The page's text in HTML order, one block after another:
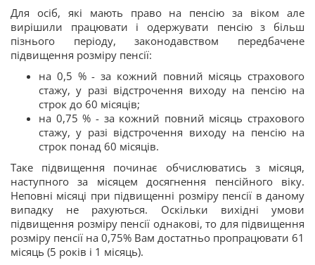
Для осіб, які мають право на пенсію за віком але
вирішили працювати і одержувати пенсію з більш
пізнього періоду, законодавством передбачене
підвищення розміру пенсії:
на 0,5 % - за кожний повний місяць страхового
стажу, у разі відстрочення виходу на пенсію на
строк до 60 місяців;
на 0,75 % - за кожний повний місяць страхового
стажу, у разі відстрочення виходу на пенсію на
строк понад 60 місяців.
Таке підвищення починає обчислюватись з місяця,
наступного за місяцем досягнення пенсійного віку.
Неповні місяці при підвищенні розміру пенсії в даному
випадку не рахуються. Оскільки вихідні умови
підвищення розміру пенсії однакові, то для підвищення
розміру пенсії на 0,75% Вам достатньо пропрацювати 61
місяць (5 років і 1 місяць).